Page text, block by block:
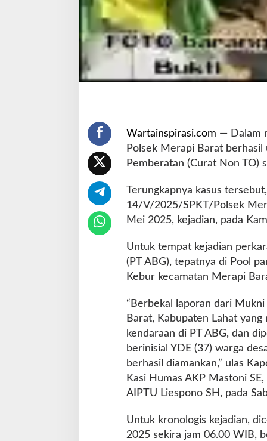
a
n
P
e
k
t
Wartainspirasi.com — Dalam
Polsek Merapi Barat berhasil
Pemberatan (Curat Non TO)
Terungkapnya kasus
14/V/2025/SPKT/Polsek
Mei 2025, kejadian, pada
Untuk tempat kejadian
(PT ABG), tepatnya di Pool
Kebur kecamatan Merapi
“Berbekal laporan dari
Barat, Kabupaten Lahat
kendaraan di PT ABG, dan
berinisial YDE (37) warga
berhasil diamankan,” ulas
Kasi Humas AKP Mastoni
AIPTU Liespono SH, pada
Untuk kronologis kejadian,
2025 sekira jam 06.00 WIB,